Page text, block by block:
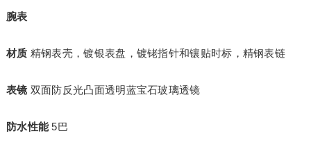
腕表
材质 精钢表壳，镀银表盘，镀铑指针和镶贴时标，精钢表链
表镜 双面防反光凸面透明蓝宝石玻璃透镜
防水性能 5巴